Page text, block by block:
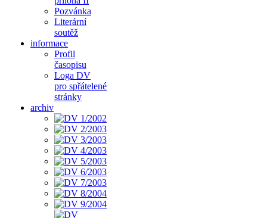
Pozvánka
Literární
soutěž
informace
Profil
časopisu
Loga DV
pro spřátelené
stránky
archiv